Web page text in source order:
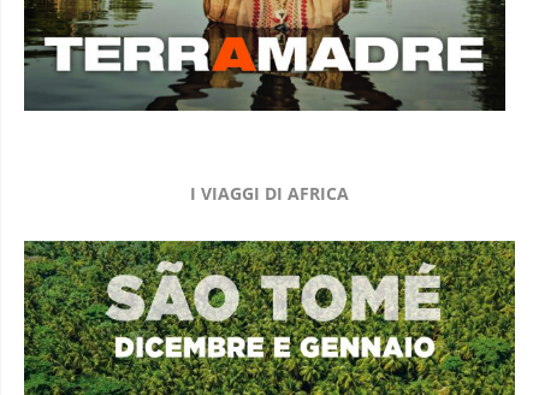
I VIAGGI DI AFRICA